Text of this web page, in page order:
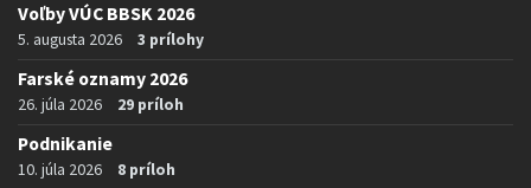
Voľby VÚC BBSK 2026
5. augusta 2026 3 prílohy
Farské oznamy 2026
26. júla 2026 29 príloh
Podnikanie
10. júla 2026 8 príloh